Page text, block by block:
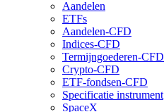
Aandelen
ETFs
Aandelen-CFD
Indices-CFD
Termijngoederen-CFD
Crypto-CFD
ETF-fondsen-CFD
Specificatie instrument
SpaceX